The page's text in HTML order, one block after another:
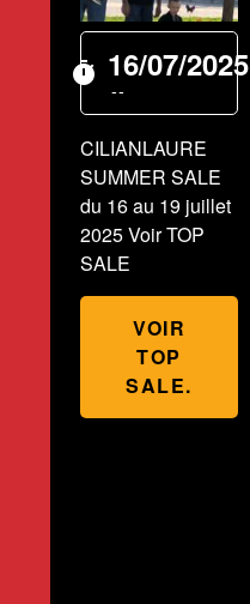
timer 16/07/2025
--
CILIANLAURE
SUMMER SALE
du 16 au 19 juillet
2025 Voir TOP
SALE
VOIR
TOP
SALE.